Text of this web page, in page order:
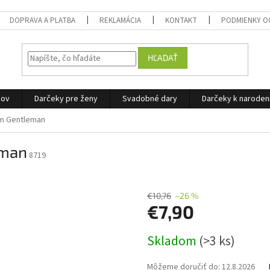
DOPRAVA A PLATBA REKLAMÁCIA KONTAKT PODMIENKY
HĽADAŤ
Darčeky pre ženy Svadobné dary Darčeky k
Gentleman
8719
€10,76 –26 %
€7,90
cena:
Skladom (>3 ks)
Môžeme doručiť do: 12.8.2026